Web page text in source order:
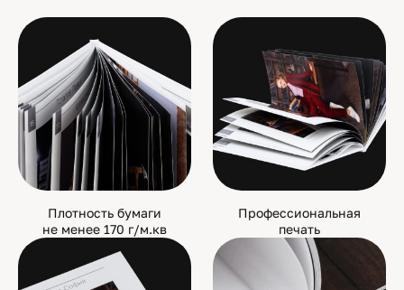
Плотность бумаги
не менее 170 г/м.кв
Профессиональная
печать